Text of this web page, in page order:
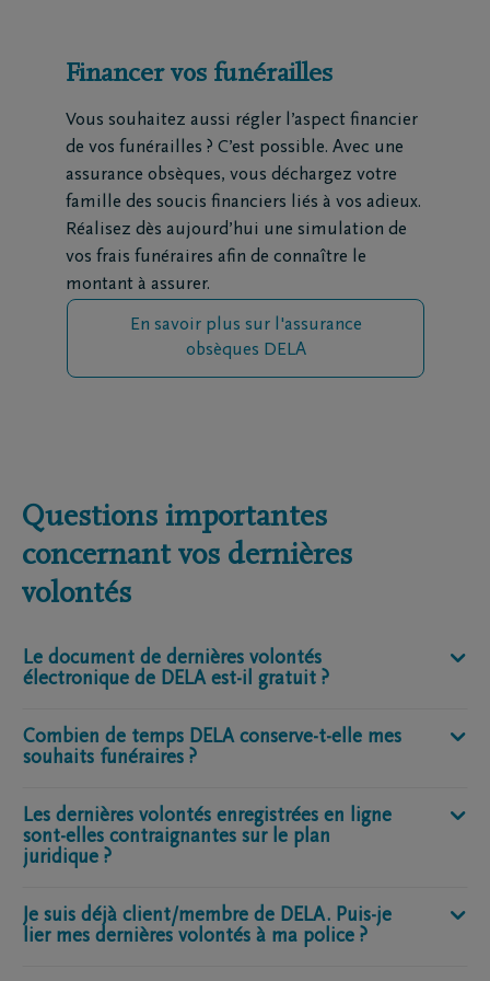
Financer vos funérailles
Vous souhaitez aussi régler l’aspect financier
de vos funérailles ? C’est possible. Avec une
assurance obsèques, vous déchargez votre
famille des soucis financiers liés à vos adieux.
Réalisez dès aujourd’hui une simulation de
vos frais funéraires afin de connaître le
montant à assurer.
En savoir plus sur l'assurance
obsèques DELA
Questions importantes
concernant vos dernières
volontés
Le document de dernières volontés
électronique de DELA est-il gratuit ?
Oui, il est entièrement gratuit et le restera. Il est
important pour nous que chacun ait accès à notre
funéraires, client chez DELA ou pas. DELA n’exclut
personne et veut soulager tout le monde avant,
Combien de temps DELA conserve-t-elle mes
souhaits funéraires ?
Vos souhaits sont conservés en toute sécurité à vie
par DELA et ne sont jamais partagés avec des tiers
sauf si vous y avez explicitement consenti. Vous
pouvez à tout moment supprimer vos données
personnelles et vos dernières volontés. Cliquez ici
Les dernières volontés enregistrées en ligne
sont-elles contraignantes sur le plan
juridique ?
Dans « Mes dernières volontés » de DELA, vous
disposez d’une liste complète de souhaits
Je suis déjà client/membre de DELA. Puis-je
lier mes dernières volontés à ma police ?